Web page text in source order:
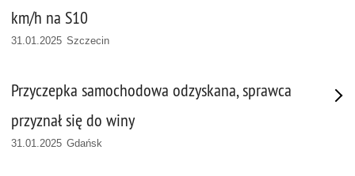
km/h na S10
31.01.2025 Szczecin
Przyczepka samochodowa odzyskana, sprawca
przyznał się do winy
31.01.2025 Gdańsk